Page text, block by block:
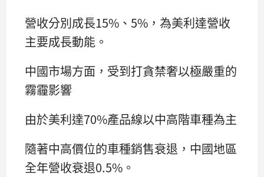
營收分別成長15%、5%，為美利達營收
主要成長動能。
中國市場方面，受到打貪禁奢以極嚴重的
霧霾影響
由於美利達70%產品線以中高階車種為主
隨著中高價位的車種銷售衰退，中國地區
全年營收衰退0.5%。